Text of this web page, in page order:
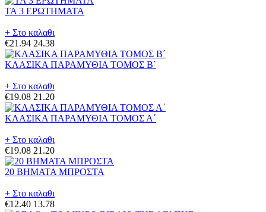
ΤΑ 3 ΕΡΩΤΗΜΑΤΑ
+ Στο καλαθι
€21.94 24.38
ΚΛΑΣΙΚΑ ΠΑΡΑΜΥΘΙΑ ΤΟΜΟΣ Β΄
+ Στο καλαθι
€19.08 21.20
ΚΛΑΣΙΚΑ ΠΑΡΑΜΥΘΙΑ ΤΟΜΟΣ Α΄
+ Στο καλαθι
€19.08 21.20
20 ΒΗΜΑΤΑ ΜΠΡΟΣΤΑ
+ Στο καλαθι
€12.40 13.78